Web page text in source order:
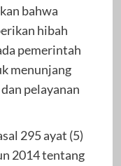
bahwa
hibah
pemerintah
menunjang
pelayanan
295 ayat (5)
2014 tentang